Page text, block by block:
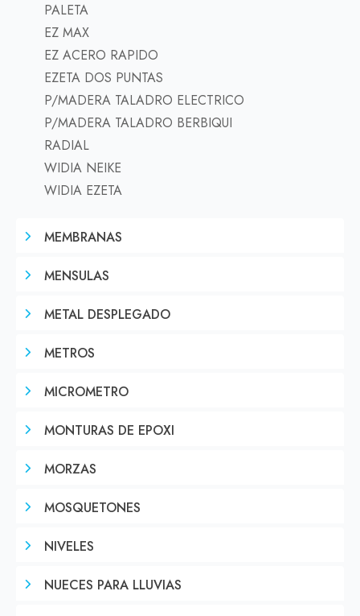
PALETA
EZ MAX
EZ ACERO RAPIDO
EZETA DOS PUNTAS
P/MADERA TALADRO ELECTRICO
P/MADERA TALADRO BERBIQUI
RADIAL
WIDIA NEIKE
WIDIA EZETA
MEMBRANAS
MENSULAS
METAL DESPLEGADO
METROS
MICROMETRO
MONTURAS DE EPOXI
MORZAS
MOSQUETONES
NIVELES
NUECES PARA LLUVIAS